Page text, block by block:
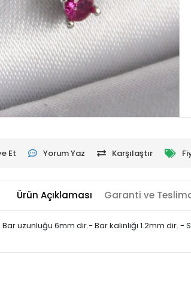
Et Yorum Yaz Karşılaştır
Ürün Açıklaması Garanti ve
uzunluğu 6mm dir.- Bar kalınlığı 1.2mm dir. -